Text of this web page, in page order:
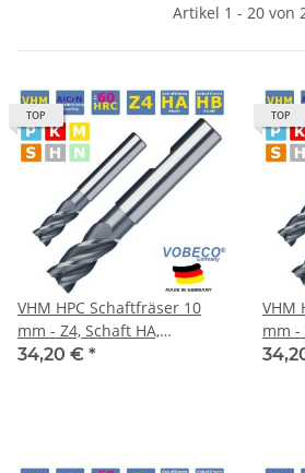
Artikel 1 - 20 von
TOP
VHM HPC Schaftfräser 10
mm - Z4, Schaft HA,
Drallwinkel 35/38° Eckfase
34,20 € *
TOP
VHM
mm -